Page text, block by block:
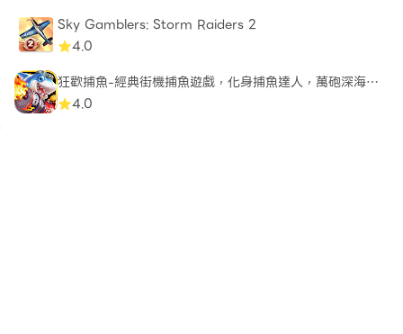
Sky Gamblers: Storm Raiders 2
4.0
狂歡捕魚-經典街機捕魚遊戲，化身捕魚達人，萬砲深海對
戰遊戲
4.0